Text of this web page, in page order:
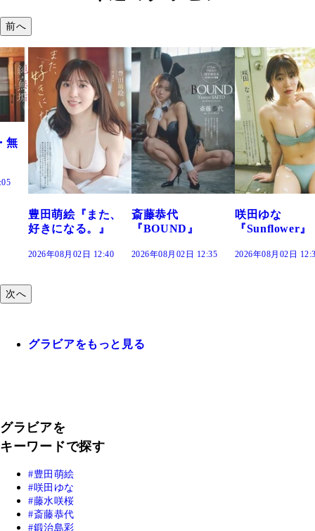
前へ
斎藤恭代
『BOUND』
2026年08月02日 12:35
咲田ゆな
『Sunflower』
2026年08月02日 12:30
藤水咲桜『花
だまり』
2026年08月02日
次へ
グラビアをもっと見る
グラビアを
キーワードで探す
豊田萌絵
咲田ゆな
藤水咲桜
斎藤恭代
鍛治島彩